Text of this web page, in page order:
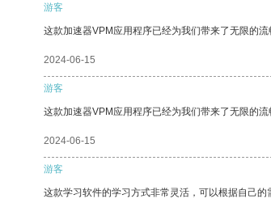
游客
这款加速器VPM应用程序已经为我们带来了无限的流
2024-06-15
游客
这款加速器VPM应用程序已经为我们带来了无限的流
2024-06-15
游客
这款学习软件的学习方式非常灵活，可以根据自己